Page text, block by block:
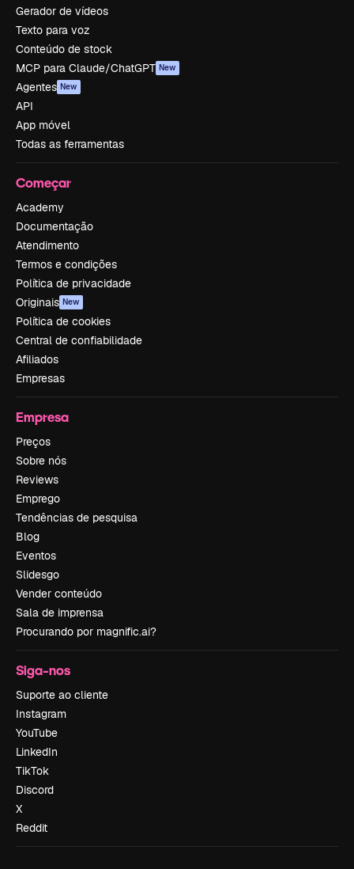
Gerador de vídeos
Texto para voz
Conteúdo de stock
MCP para Claude/ChatGPT New
Agentes New
API
App móvel
Todas as ferramentas
Começar
Academy
Documentação
Atendimento
Termos e condições
Política de privacidade
Originais New
Política de cookies
Central de confiabilidade
Afiliados
Empresas
Empresa
Preços
Sobre nós
Reviews
Emprego
Tendências de pesquisa
Blog
Eventos
Slidesgo
Vender conteúdo
Sala de imprensa
Procurando por magnific.ai?
Siga-nos
Suporte ao cliente
Instagram
YouTube
LinkedIn
TikTok
Discord
X
Reddit